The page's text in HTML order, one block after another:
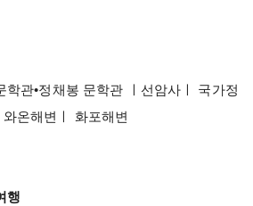
학관•정채봉 문학관 ㅣ선암사ㅣ 국가정
온해변ㅣ 화포해변
행